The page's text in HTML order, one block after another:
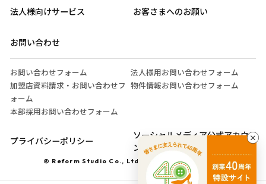
法人様向けサービス お客さまへのお願い
お問い合わせ
お問い合わせフォーム
法人様用お問い合わせフォーム
加盟店資料請求・お問い合わせフ
ォーム
物件情報お問い合わせフォーム
本部採用お問い合わせフォーム
プライバシーポリシー
ソーシャルメディア公式アカウ
ント運営ガイドライン
© Reform Studio Co., Ltd. All Rights Reserved.